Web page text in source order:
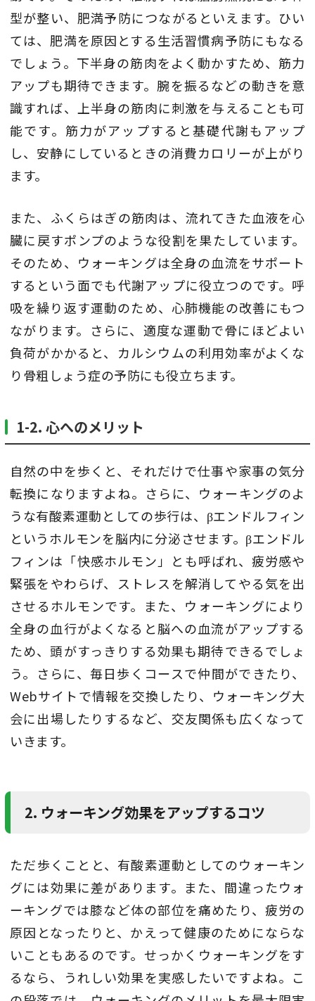
型が整い、肥満予防につながるといえます。ひい
ては、肥満を原因とする生活習慣病予防にもなる
でしょう。下半身の筋肉をよく動かすため、筋力
アップも期待できます。腕を振るなどの動きを意
識すれば、上半身の筋肉に刺激を与えることも可
能です。筋力がアップすると基礎代謝もアップ
し、安静にしているときの消費カロリーが上がり
ます。
また、ふくらはぎの筋肉は、流れてきた血液を心
臓に戻すポンプのような役割を果たしています。
そのため、ウォーキングは全身の血流をサポート
するという面でも代謝アップに役立つのです。呼
吸を繰り返す運動のため、心肺機能の改善にもつ
ながります。さらに、適度な運動で骨にほどよい
負荷がかかると、カルシウムの利用効率がよくな
り骨粗しょう症の予防にも役立ちます。
1-2. 心へのメリット
自然の中を歩くと、それだけで仕事や家事の気分
転換になりますよね。さらに、ウォーキングのよ
うな有酸素運動としての歩行は、βエンドルフィン
というホルモンを脳内に分泌させます。βエンドル
フィンは「快感ホルモン」とも呼ばれ、疲労感や
緊張をやわらげ、ストレスを解消してやる気を出
させるホルモンです。また、ウォーキングにより
全身の血行がよくなると脳への血流がアップする
ため、頭がすっきりする効果も期待できるでしょ
う。さらに、毎日歩くコースで仲間ができたり、
Webサイトで情報を交換したり、ウォーキング大
会に出場したりするなど、交友関係も広くなって
いきます。
2. ウォーキング効果をアップするコツ
ただ歩くことと、有酸素運動としてのウォーキン
グには効果に差があります。また、間違ったウォ
ーキングでは膝など体の部位を痛めたり、疲労の
原因となったりと、かえって健康のためにならな
いこともあるのです。せっかくウォーキングをす
るなら、うれしい効果を実感したいですよね。こ